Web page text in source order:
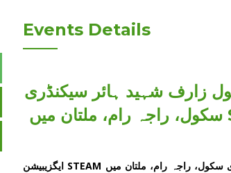
Events Details
زارف شہید ہائر سیکنڈری
سکول، راجہ رام، ملتان میں STEAM ایگزیبیشن 2025 کا کامیاب انعقاد
پنجاب ایجوکیشن فاؤنڈیشن سے منسلک سکول زارف شہید ہائر سیکنڈری سکول، راجہ رام، ملتان میں STEAM ایگزیبیشن